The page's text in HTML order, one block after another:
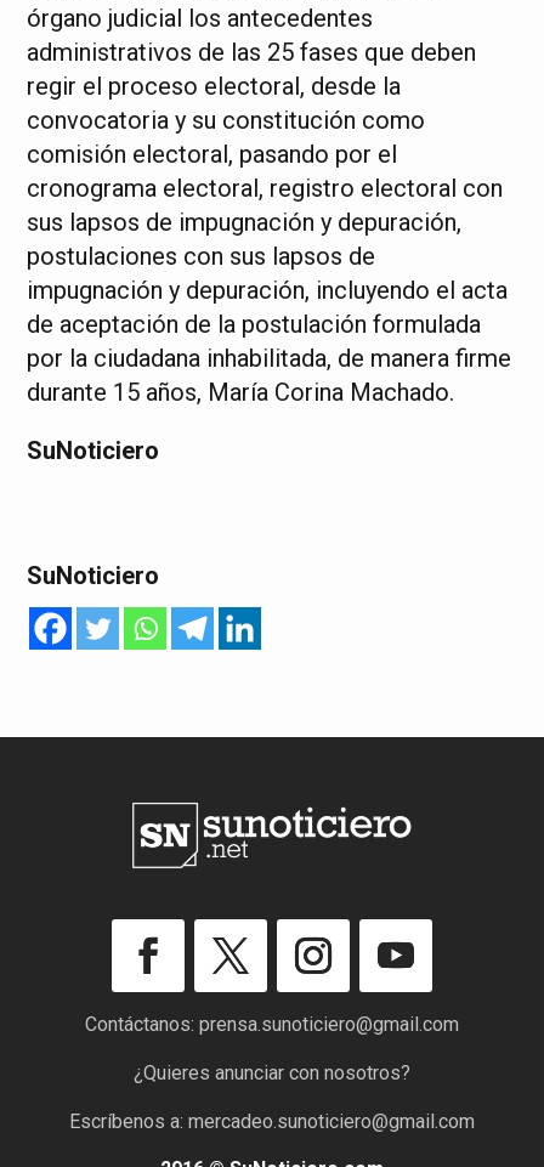
órgano judicial los antecedentes
administrativos de las 25 fases que deben
regir el proceso electoral, desde la
convocatoria y su constitución como
comisión electoral, pasando por el
cronograma electoral, registro electoral con
sus lapsos de impugnación y depuración,
postulaciones con sus lapsos de
impugnación y depuración, incluyendo el acta
de aceptación de la postulación formulada
por la ciudadana inhabilitada, de manera firme
durante 15 años, María Corina Machado.
SuNoticiero
SuNoticiero
Contáctanos: prensa.sunoticiero@gmail.com
¿Quieres anunciar con nosotros?
Escríbenos a: mercadeo.sunoticiero@gmail.com